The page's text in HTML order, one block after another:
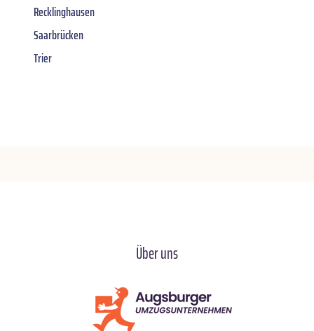
Recklinghausen
Saarbrücken
Trier
Über uns